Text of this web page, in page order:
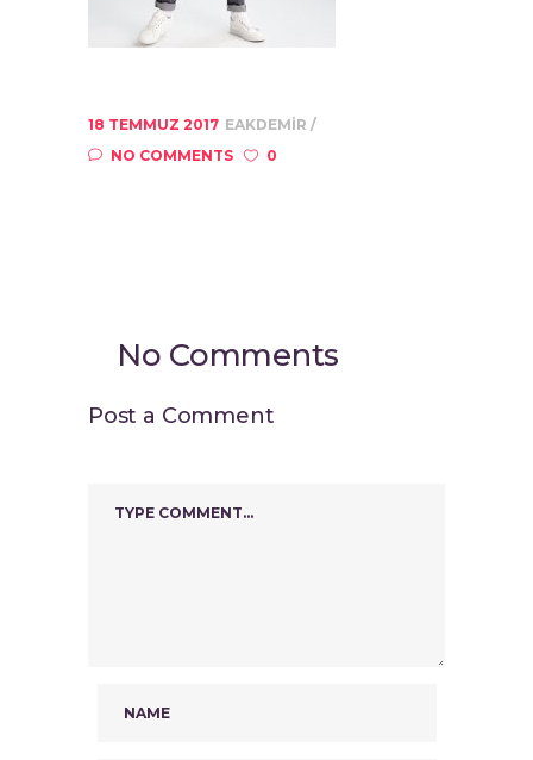
18 TEMMUZ 2017 EAKDEMIR
NO COMMENTS
0
No Comments
Post a Comment